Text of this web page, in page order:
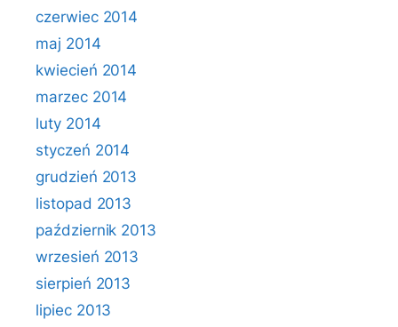
czerwiec 2014
maj 2014
kwiecień 2014
marzec 2014
luty 2014
styczeń 2014
grudzień 2013
listopad 2013
październik 2013
wrzesień 2013
sierpień 2013
lipiec 2013